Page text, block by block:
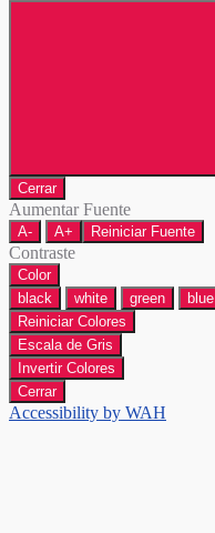
Cerrar
Aumentar Fuente
A- A+ Reiniciar Fuente
Contraste
Color
black
white green blue
Reiniciar Colores
Escala de Gris
Invertir Colores
Cerrar
Accessibility by WAH